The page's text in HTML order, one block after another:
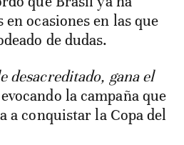
ocasiones en las que
de dudas.
desacreditado, gana el
la campaña que
a conquistar la Copa del